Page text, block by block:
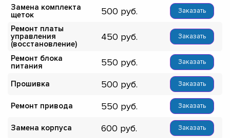
Замена комплекта
щеток
500 Заказать
Ремонт платы
управления
(восстановление)
450 Заказать
Ремонт блока
питания
550 Заказать
Прошивка 500 Заказать
Ремонт привода 550 Заказать
Замена корпуса 600 Заказать